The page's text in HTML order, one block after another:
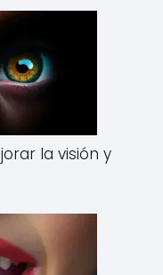
la visión y